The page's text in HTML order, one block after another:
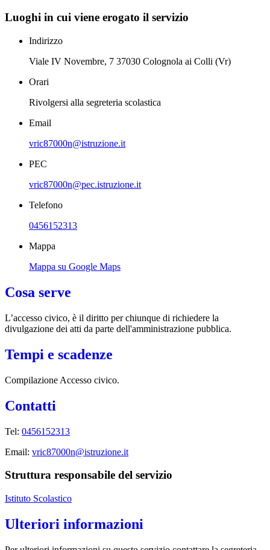
Luoghi in cui viene erogato il servizio
Indirizzo
Viale IV Novembre, 7 37030 Colognola ai Colli (Vr)
Orari
Rivolgersi alla segreteria scolastica
Email
vric87000n@istruzione.it
PEC
vric87000n@pec.istruzione.it
Telefono
0456152313
Mappa
Mappa su Google Maps
Cosa serve
L’accesso civico, è il diritto per chiunque di richiedere la
divulgazione dei atti da parte dell'amministrazione pubblica.
Tempi e scadenze
Compilazione Accesso civico.
Contatti
Tel: 0456152313
Email: vric87000n@istruzione.it
Struttura responsabile del servizio
Istituto Scolastico
Ulteriori informazioni